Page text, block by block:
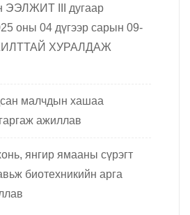
III дугаар
оны 04 дүгээр сарын 09-
ХУРАЛДАЖ
малчдын хашаа
ажиллав
янгир ямааны сүрэгт
биотехникийн арга